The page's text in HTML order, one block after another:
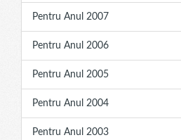
Pentru Anul 2007
Pentru Anul 2006
Pentru Anul 2005
Pentru Anul 2004
Pentru Anul 2003